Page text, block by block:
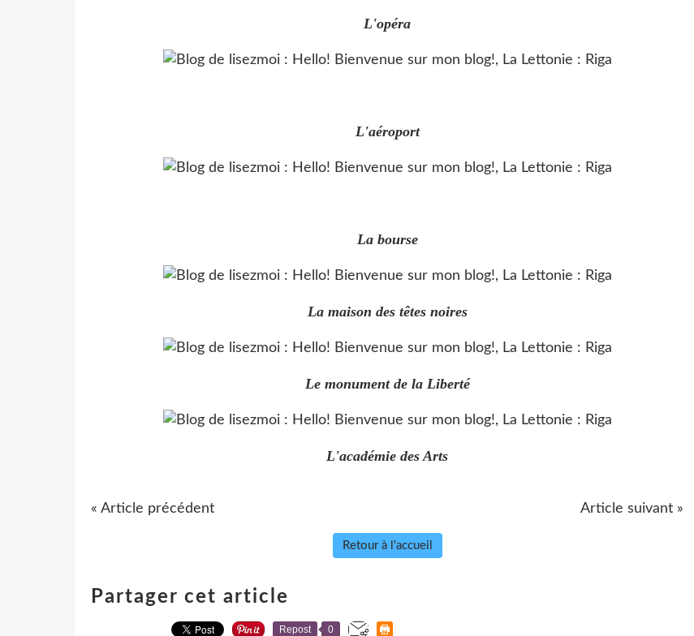
L'opéra
L'aéroport
La bourse
La maison des têtes noires
Le monument de la Liberté
L'académie des Arts
« Article précédent Article suivant »
Retour à l'accueil
Partager cet article
Repost 0